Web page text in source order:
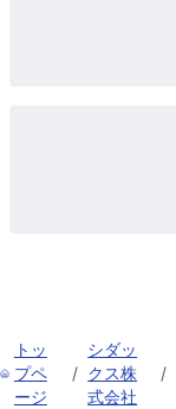
トッ
プペ
ージ
/
シダッ
クス株
式会社
/